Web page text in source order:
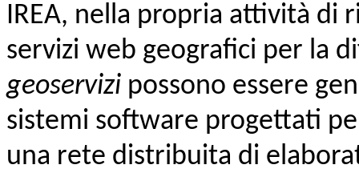
IREA, nella propria attività di
servizi web geografici per la
geoservizi possono essere
sistemi software progettati
una rete distribuita di